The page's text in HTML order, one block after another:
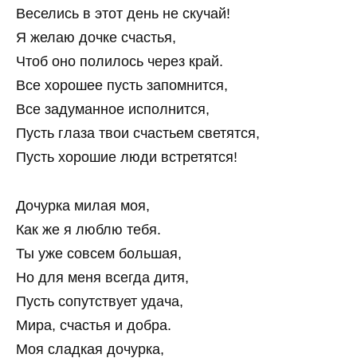
Веселись в этот день не скучай!
Я желаю дочке счастья,
Чтоб оно полилось через край.
Все хорошее пусть запомнится,
Все задуманное исполнится,
Пусть глаза твои счастьем светятся,
Пусть хорошие люди встретятся!
Дочурка милая моя,
Как же я люблю тебя.
Ты уже совсем большая,
Но для меня всегда дитя,
Пусть сопутствует удача,
Мира, счастья и добра.
Моя сладкая дочурка,